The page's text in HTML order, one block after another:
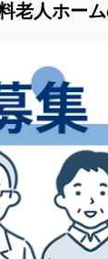
老人ホー